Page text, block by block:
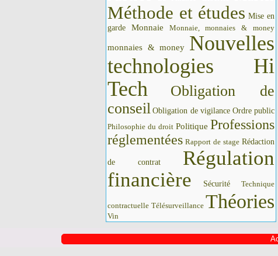
Méthode et études Mise en
garde
Monnaie Monnaie, monnaies & money
monnaies & money Nouvelles
technologies Hi
Tech
Obligation de
conseil Obligation de vigilance Ordre public
Philosophie du droit Politique Professions
réglementées Rapport de stage Rédaction
de contrat
Régulation
financière
Sécurité Technique
contractuelle Télésurveillance Théories
Vin